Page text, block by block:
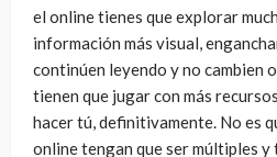
el online tienes que explorar
información más visual,
continúen leyendo y no cambien
tienen que jugar con más
hacer tú, definitivamente. No es
online tengan que ser múltiples y